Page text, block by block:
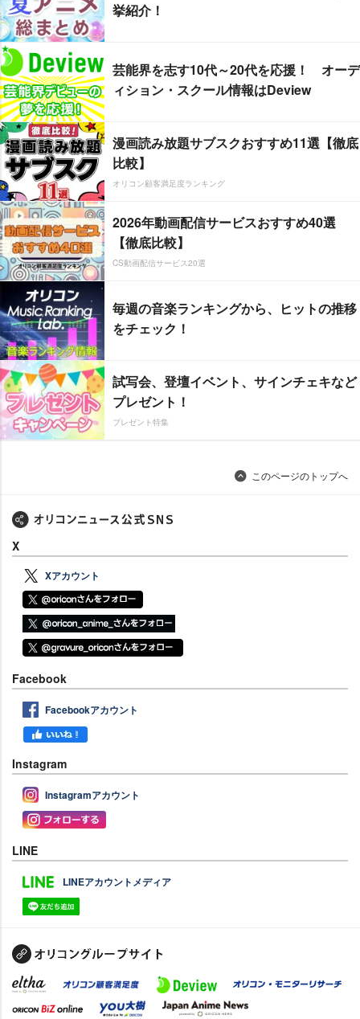
挙紹介！
芸能界を志す10代～20代を応援！ オーデ
ィション・スクール情報はDeview
漫画読み放題サブスクおすすめ11選【徹底
比較】
オリコン顧客満足度ランキング
2026年動画配信サービスおすすめ40選
【徹底比較】
CS動画配信サービス20選
毎週の音楽ランキングから、ヒットの推移
をチェック！
試写会、登壇イベント、サインチェキなど
プレゼント！
プレゼント特集
このページのトップへ
X
Xアカウント
Facebook
Facebookアカウント
Instagram
Instagramアカウント
LINE
LINEアカウントメディア